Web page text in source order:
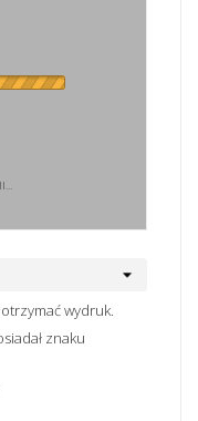
wydruk.
znaku